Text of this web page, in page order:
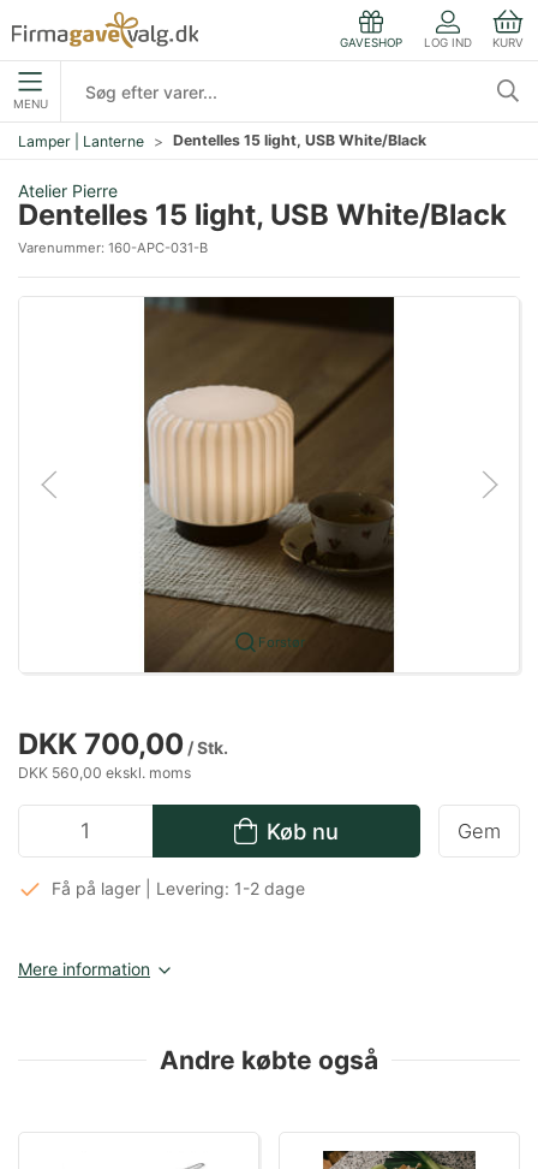
GAVESHOP LOG IND KURV
MENU
Lamper | Lanterne Dentelles 15 light, USB White/Black
Atelier Pierre
Dentelles 15 light, USB White/Black
Varenummer: 160-APC-031-B
Forstør
DKK 700,00 / Stk.
DKK 560,00 ekskl. moms
Køb nu Gem
Få på lager | Levering: 1-2 dage
Mere information
Andre købte også